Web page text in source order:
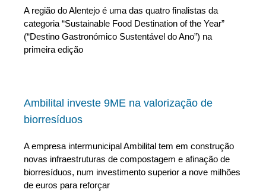
A região do Alentejo é uma das quatro finalistas da
categoria “Sustainable Food Destination of the Year”
(“Destino Gastronómico Sustentável do Ano”) na
primeira edição
Ambilital investe 9ME na valorização de
biorresíduos
A empresa intermunicipal Ambilital tem em construção
novas infraestruturas de compostagem e afinação de
biorresíduos, num investimento superior a nove milhões
de euros para reforçar